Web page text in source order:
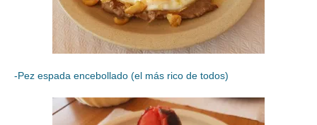
-Pez espada encebollado (el más rico de todos)